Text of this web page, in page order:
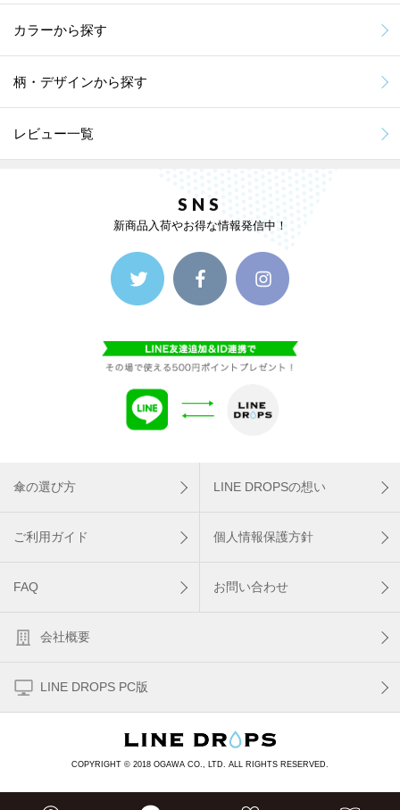
カラーから探す
柄・デザインから探す
レビュー一覧
SNS
新商品入荷やお得な情報発信中！
傘の選び方 LINE DROPSの想い
ご利用ガイド 個人情報保護方針
FAQ お問い合わせ
会社概要
LINE DROPS PC版
COPYRIGHT © 2018 OGAWA CO., LTD. ALL RIGHTS RESERVED.